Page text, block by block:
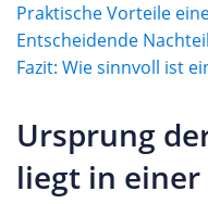
Praktische Vorteile
Entscheidende
Fazit: Wie sinnvoll ist
Ursprung
liegt in